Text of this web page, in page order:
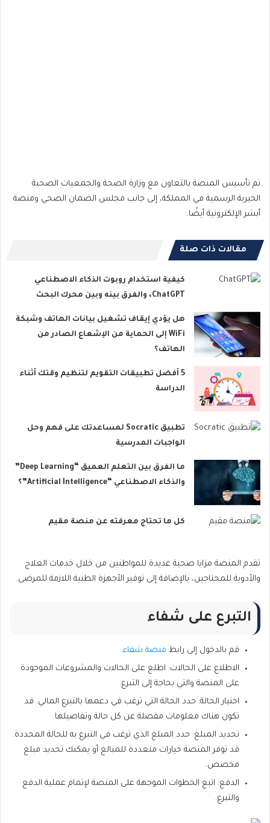
تم تأسيس المنصة بالتعاون مع وزارة الصحة والجمعيات الصحية
الخيرية الرسمية في المملكة، إلى جانب مجلس الضمان الصحي ومنصة
أبشر الإلكترونية أيضًا.
مقالات ذات صلة
كيفية استخدام روبوت الذكاء الاصطناعي
ChatGPT، والفرق بينه وبين محرك البحث
هل يؤدي إيقاف تشغيل بيانات الهاتف وشبكة
WiFi إلى الحماية من الإشعاع الصادر من
الهاتف؟
5 أفضل تطبيقات التقويم لتنظيم وقتك أثناء
الدراسة
تطبيق Socratic لمساعدتك على فهم وحل
الواجبات المدرسية
ما الفرق بين التعلم العميق “Deep Learning”
والذكاء الاصطناعي “Artificial Intelligence”؟
كل ما تحتاج معرفته عن منصة مقيم
تقدم المنصة مزايا صحية عديدة للمواطنين من خلال خدمات العلاج
والأدوية للمحتاجين، بالإضافة إلى توفير الأجهزة الطبية اللازمة للمرضى.
التبرع على شفاء
قم بالدخول إلى رابط منصة شفاء.
الاطلاع على الحالات: اطلع على الحالات والمشروعات الموجودة
على المنصة والتي بحاجة إلى التبرع.
اختيار الحالة: حدد الحالة التي ترغب في دعمها بالتبرع المالي. قد
تكون هناك معلومات مفصلة عن كل حالة وتفاصيلها.
تحديد المبلغ: حدد المبلغ الذي ترغب في التبرع به للحالة المحددة.
قد توفر المنصة خيارات متعددة للمبالغ أو يمكنك تحديد مبلغ
مخصص.
الدفع: اتبع الخطوات الموجهة على المنصة لإتمام عملية الدفع
والتبرع.